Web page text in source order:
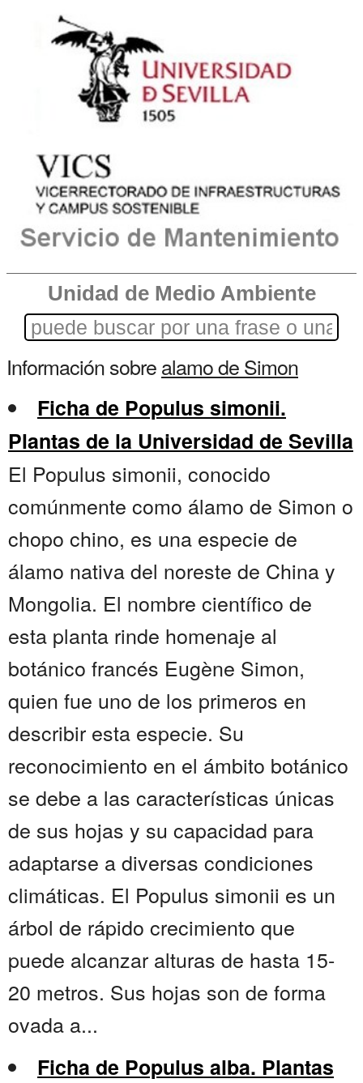
Unidad de Medio Ambiente
Información sobrealamo de Simon
Ficha de Populus simonii.
Plantas de la Universidad de Sevilla
El Populus simonii, conocido
comúnmente como álamo de Simon o
chopo chino, es una especie de
álamo nativa del noreste de China y
Mongolia. El nombre científico de
esta planta rinde homenaje al
botánico francés Eugène Simon,
quien fue uno de los primeros en
describir esta especie. Su
reconocimiento en el ámbito botánico
se debe a las características únicas
de sus hojas y su capacidad para
adaptarse a diversas condiciones
climáticas. El Populus simonii es un
árbol de rápido crecimiento que
puede alcanzar alturas de hasta 15-
20 metros. Sus hojas son de forma
ovada a...
Ficha de Populus alba. Plantas